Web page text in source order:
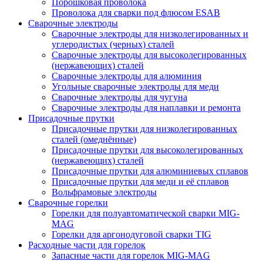
Порошковая проволока
Проволока для сварки под флюсом ESAB
Сварочные электроды
Сварочные электроды для низколегированных и
углеродистых (черных) сталей
Сварочные электроды для высоколегированных
(нержавеющих) сталей
Сварочные электроды для алюминия
Угольные сварочные электроды для меди
Сварочные электроды для чугуна
Сварочные электроды для наплавки и ремонта
Присадочные прутки
Присадочные прутки для низколегированных
сталей (омеднённые)
Присадочные прутки для высоколегированных
(нержавеющих) сталей
Присадочные прутки для алюминиевых сплавов
Присадочные прутки для меди и её сплавов
Вольфрамовые электроды
Сварочные горелки
Горелки для полуавтоматической сварки MIG-
MAG
Горелки для аргонодуговой сварки TIG
Расходные части для горелок
Запасные части для горелок MIG-MAG